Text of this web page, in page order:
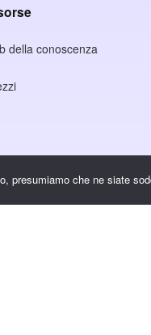
della conoscenza
presumiamo che ne siate